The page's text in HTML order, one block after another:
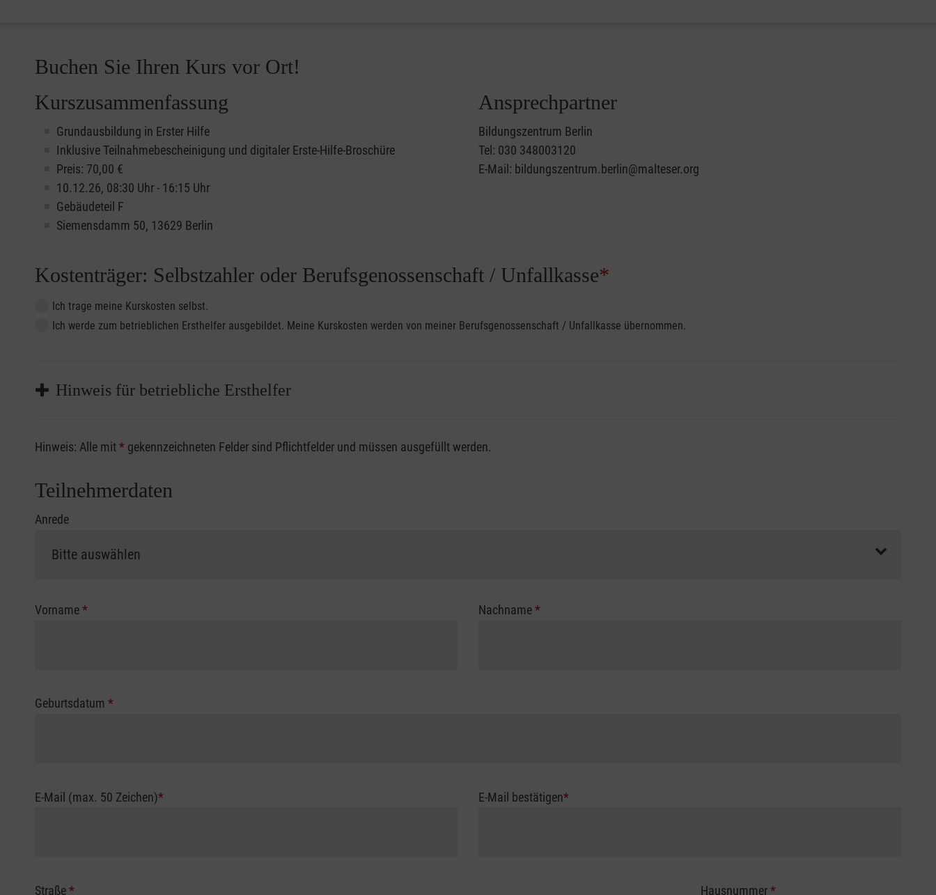
Buchen Sie Ihren Kurs vor Ort!
Kurszusammenfassung
Grundausbildung in Erster Hilfe
Inklusive Teilnahmebescheinigung und digitaler Erste-Hilfe-Broschüre
Preis: 70,00 €
10.12.26, 08:30 Uhr - 16:15 Uhr
Gebäudeteil F
Siemensdamm 50, 13629 Berlin
Ansprechpartner
Bildungszentrum Berlin
Tel: 030 348003120
E-Mail: bildungszentrum.berlin@malteser.org
Kostenträger: Selbstzahler oder Berufsgenossenschaft / Unfallkasse*
Ich trage meine Kurskosten selbst.
Ich werde zum betrieblichen Ersthelfer ausgebildet. Meine Kurskosten werden von meiner Berufsgenossenschaft / Unfallkasse übernommen.
Hinweis für betriebliche Ersthelfer
Sofern Sie ein Kostenübernahmeverfahren Ihrer Berufsgenossenschaft / Unfallkasse nutzen, beachten Sie bitte, dass die Abrechnungsunterlagen spätestens zu Kursbeginn
vorliegen müssen. Andernfalls erfolgt eine Abrechnung der vollen Kursgebühr als Selbstzahler.
Hinweis: Alle mit* gekennzeichneten Felder sind Pflichtfelder und müssen ausgefüllt werden.
Teilnehmerdaten
Anrede
Vorname* Nachname*
Geburtsdatum *
E-Mail (max. 50 Zeichen)* E-Mail bestätigen*
Straße* Hausnummer*